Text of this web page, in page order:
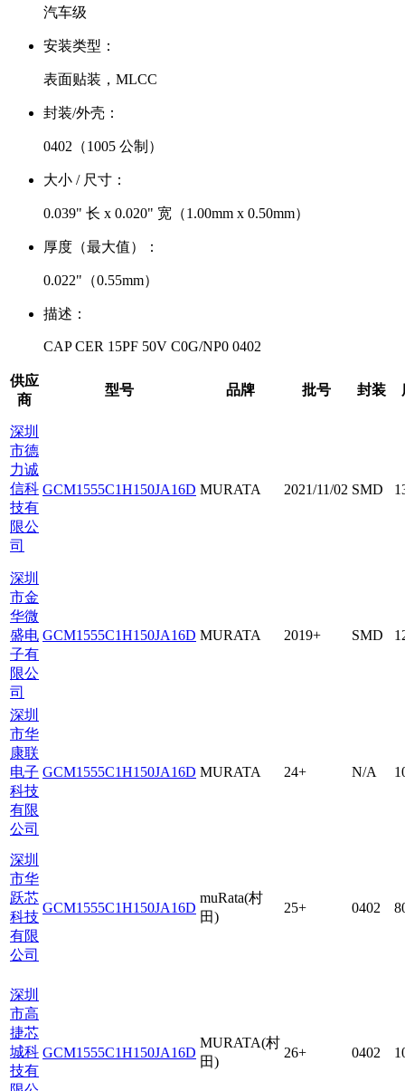
汽车级
安装类型：
表面贴装，MLCC
封装/外壳：
0402（1005 公制）
大小 / 尺寸：
0.039" 长 x 0.020" 宽（1.00mm x 0.50mm）
厚度（最大值）：
0.022"（0.55mm）
描述：
CAP CER 15PF 50V C0G/NP0 0402
供应
商
型号 品牌 批号 封装
深圳
市德
力诚
信科
技有
限公
司
GCM1555C1H150JA16D MURATA 2021/11/02 SMD
深圳
市金
华微
盛电
子有
限公
司
GCM1555C1H150JA16D MURATA 2019+ SMD
深圳
市华
康联
电子
科技
有限
公司
GCM1555C1H150JA16D MURATA 24+ N/A
深圳
市华
跃芯
科技
有限
公司
GCM1555C1H150JA16D
muRata(村
田)
25+ 0402
深圳
市高
捷芯
城科
技有
GCM1555C1H150JA16D
MURATA(村
田)
26+ 0402